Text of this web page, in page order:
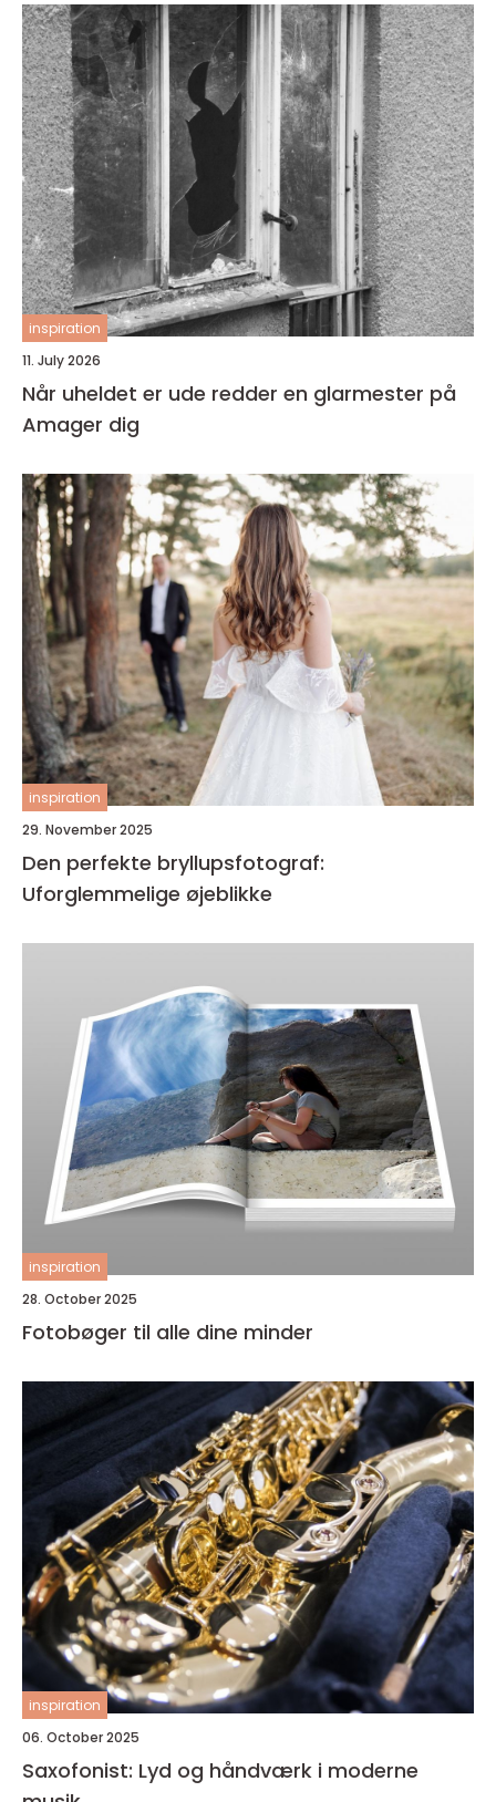
inspiration
11. July 2026
Når uheldet er ude redder en glarmester på
Amager dig
inspiration
29. November 2025
Den perfekte bryllupsfotograf:
Uforglemmelige øjeblikke
inspiration
28. October 2025
Fotobøger til alle dine minder
inspiration
06. October 2025
Saxofonist: Lyd og håndværk i moderne